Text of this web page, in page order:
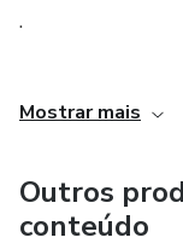
.
PRODUZO
ALUNOS DO
Mostrar mais
Outros
conteúdo